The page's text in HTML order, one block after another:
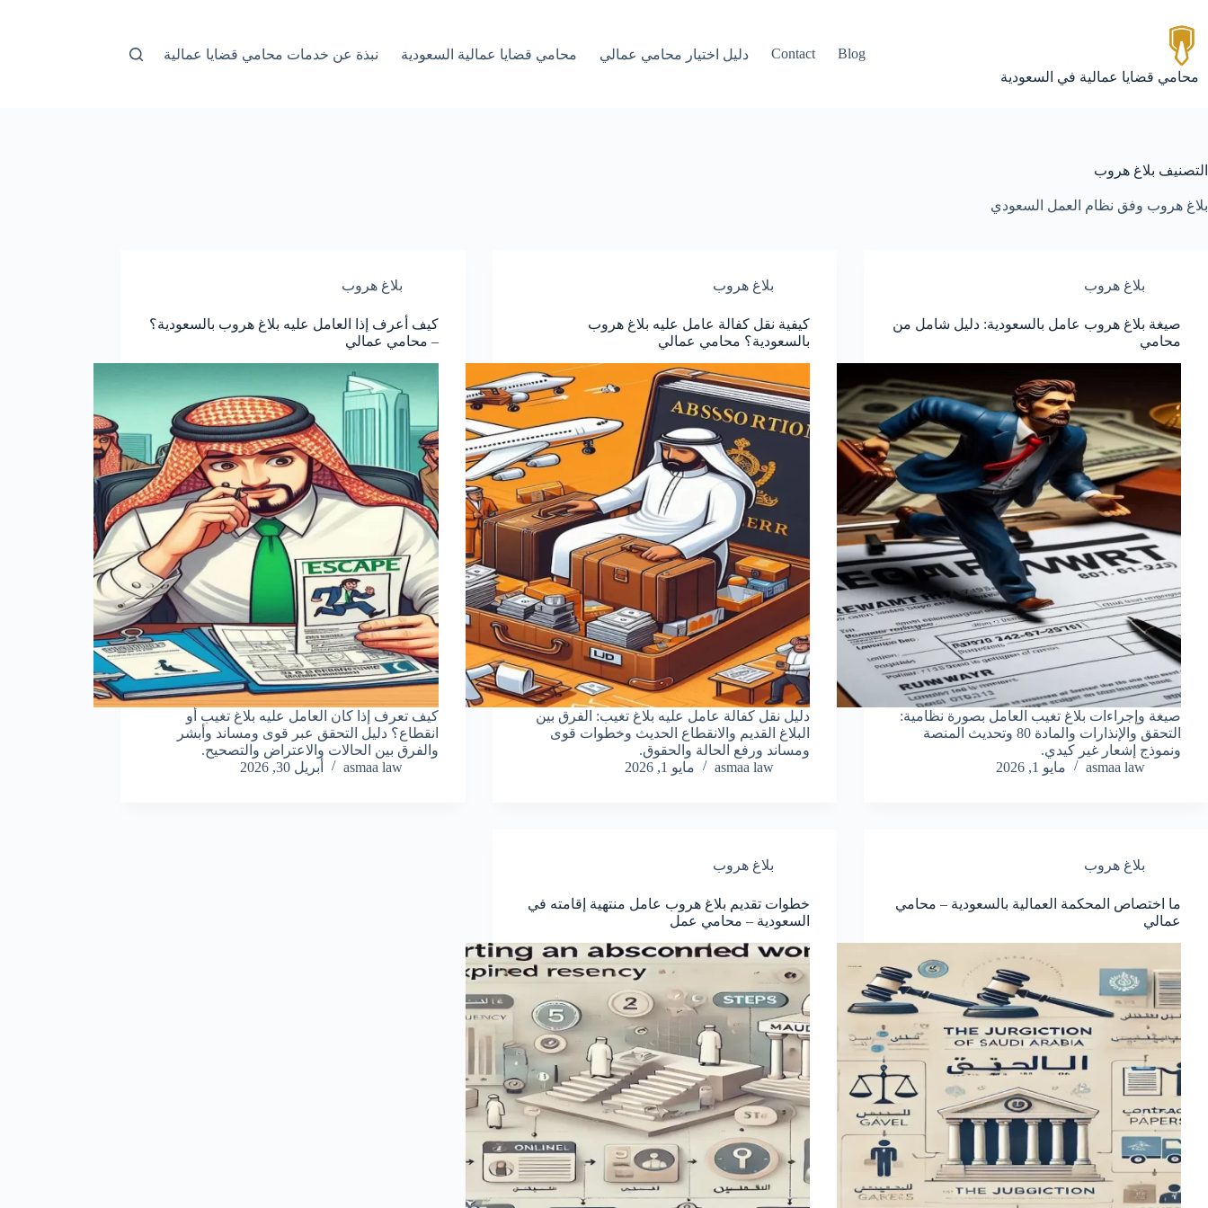
إلى
المحتوى
محامي قضايا عمالية في السعودية
Blog
Contact دليل اختيار محامي عمالي محامي قضايا عمالية السعودية نبذة عن خدمات محامي قضايا عمالية
التصنيف بلاغ هروب
بلاغ هروب وفق نظام العمل السعودي
بلاغ هروب
صيغة بلاغ هروب عامل بالسعودية: دليل شامل من
محامي
صيغة وإجراءات بلاغ تغيب العامل بصورة نظامية:
التحقق والإنذارات والمادة 80 وتحديث المنصة
ونموذج إشعار غير كيدي.
asmaa law
مايو 1, 2026
بلاغ هروب
كيفية نقل كفالة عامل عليه بلاغ هروب
بالسعودية؟ محامي عمالي
دليل نقل كفالة عامل عليه بلاغ تغيب: الفرق بين
البلاغ القديم والانقطاع الحديث وخطوات قوى
ومساند ورفع الحالة والحقوق.
asmaa law
مايو 1, 2026
بلاغ هروب
كيف أعرف إذا العامل عليه بلاغ هروب بالسعودية؟
– محامي عمالي
كيف تعرف إذا كان العامل عليه بلاغ تغيب أو
انقطاع؟ دليل التحقق عبر قوى ومساند وأبشر
والفرق بين الحالات والاعتراض والتصحيح.
asmaa law
أبريل 30, 2026
بلاغ هروب
ما اختصاص المحكمة العمالية بالسعودية – محامي
عمالي
بلاغ هروب
خطوات تقديم بلاغ هروب عامل منتهية إقامته في
السعودية – محامي عمل